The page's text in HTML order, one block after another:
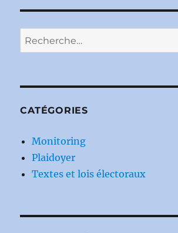
Recherche
pour :
CATÉGORIES
Monitoring
Plaidoyer
Textes et lois électoraux